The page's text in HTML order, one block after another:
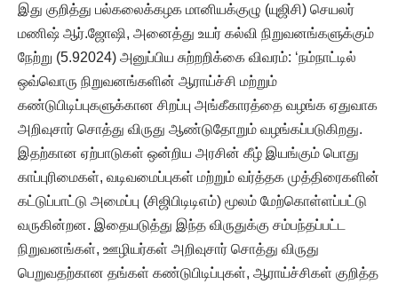
இது குறித்து பல்கலைக்கழக மானியக்குழு (யுஜிசி) செயலர்
மணிஷ் ஆர்.ஜோஷி, அனைத்து உயர் கல்வி நிறுவனங்களுக்கும்
நேற்று (5.92024) அனுப்பிய சுற்றறிக்கை விவரம்: ‘நம்நாட்டில்
ஒவ்வொரு நிறுவனங்களின் ஆராய்ச்சி மற்றும்
கண்டுபிடிப்புகளுக்கான சிறப்பு அங்கீகாரத்தை வழங்க ஏதுவாக
அறிவுசார் சொத்து விருது ஆண்டுதோறும் வழங்கப்படுகிறது.
இதற்கான ஏற்பாடுகள் ஒன்றிய அரசின் கீழ் இயங்கும் பொது
காப்புரிமைகள், வடிவமைப்புகள் மற்றும் வர்த்தக முத்திரைகளின்
கட்டுப்பாட்டு அமைப்பு (சிஜிபிடிடிஎம்) மூலம் மேற்கொள்ளப்பட்டு
வருகின்றன. இதையடுத்து இந்த விருதுக்கு சம்பந்தப்பட்ட
நிறுவனங்கள், ஊழியர்கள் அறிவுசார் சொத்து விருது
பெறுவதற்கான தங்கள் கண்டுபிடிப்புகள், ஆராய்ச்சிகள் குறித்த